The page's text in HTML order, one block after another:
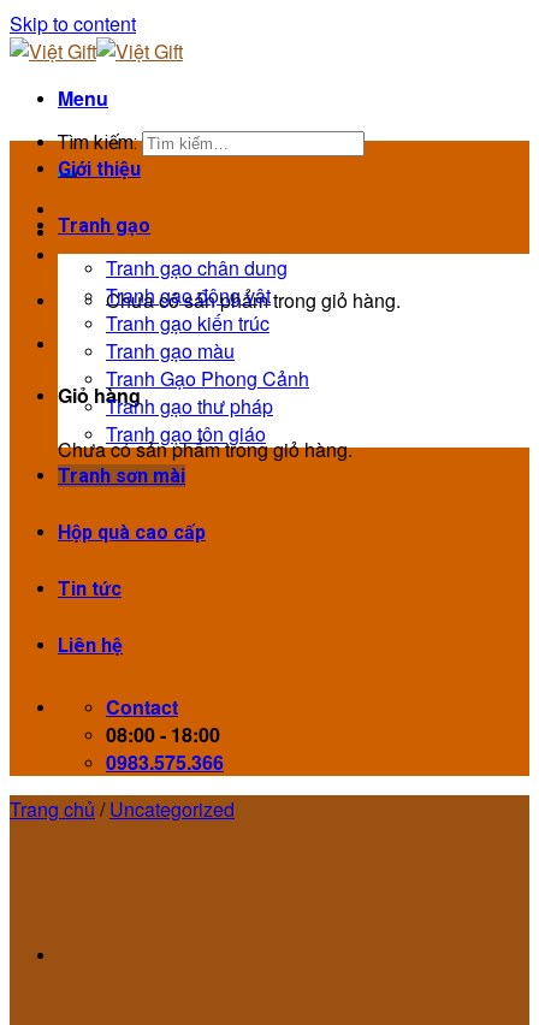
Skip to content
Menu
Tìm kiếm:
Chưa có sản phẩm trong giỏ hàng.
Giỏ hàng
Chưa có sản phẩm trong giỏ hàng.
Giới thiệu
Tranh gạo
Tranh gạo chân dung
Tranh gạo động vật
Tranh gạo kiến trúc
Tranh gạo màu
Tranh Gạo Phong Cảnh
Tranh gạo thư pháp
Tranh gạo tôn giáo
Tranh sơn mài
Hộp quà cao cấp
Tin tức
Liên hệ
Contact
08:00 - 18:00
0983.575.366
Trang chủ / Uncategorized